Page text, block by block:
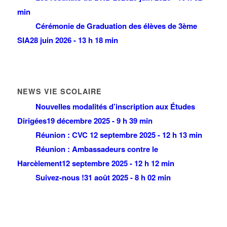
min
Cérémonie de Graduation des élèves de 3ème
SIA28 juin 2026 - 13 h 18 min
NEWS VIE SCOLAIRE
Nouvelles modalités d’inscription aux Études
Dirigées19 décembre 2025 - 9 h 39 min
Réunion : CVC 12 septembre 2025 - 12 h 13 min
Réunion : Ambassadeurs contre le
Harcèlement12 septembre 2025 - 12 h 12 min
Suivez-nous !31 août 2025 - 8 h 02 min